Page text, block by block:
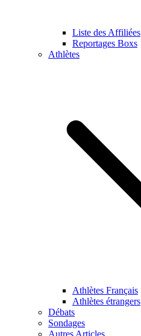
Liste des Affiliées
Reportages Boxs
Athlètes
Athlètes Français
Athlètes étrangers
Débats
Sondages
Autres Articles